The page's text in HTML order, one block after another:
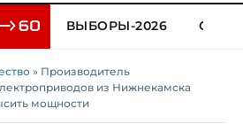
ВЫБОРЫ-2026
» Производитель
из Нижнекамска
мощности